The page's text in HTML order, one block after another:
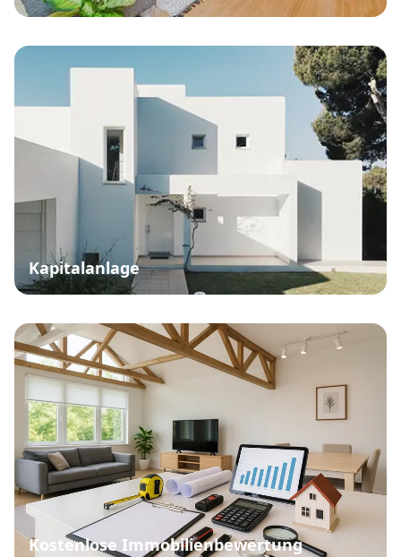
Kapitalanlage
Kostenlose Immobilienbewertung